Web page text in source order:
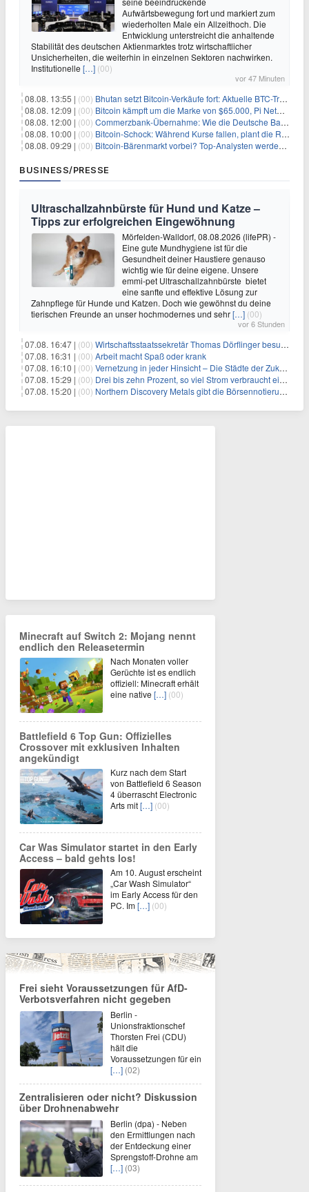
Aufwärtsbewegung fort und markiert zum
wiederholten Male ein Allzeithoch. Die
Entwicklung unterstreicht die anhaltende
Stabilität des deutschen Aktienmarktes trotz wirtschaftlicher
Unsicherheiten, die weiterhin in einzelnen Sektoren nachwirken.
Institutionelle […] (00)
vor 47 Minuten
08.08. 13:55 | (00) Bhutan setzt Bitcoin-Verkäufe fort: Aktuelle BTC-Transaktionen
08.08. 12:09 | (00) Bitcoin kämpft um die Marke von $65.000, Pi Network gewinnt an Unterstützung
08.08. 12:00 | (00) Commerzbank-Übernahme: Wie die Deutsche Bank im Schatten zum großen Gewinner wird
08.08. 10:00 | (00) Bitcoin-Schock: Während Kurse fallen, plant die Regierung die Steuer-Bombe
08.08. 09:29 | (00) Bitcoin-Bärenmarkt vorbei? Top-Analysten werden optimistisch, aber die Geschichte sagt etwas anderes
BUSINESS/PRESSE
Ultraschallzahnbürste für Hund und Katze –
Tipps zur erfolgreichen Eingewöhnung
Mörfelden-Walldorf, 08.08.2026 (lifePR) -
Eine gute Mundhygiene ist für die
Gesundheit deiner Haustiere genauso
wichtig wie für deine eigene. Unsere
emmi-pet Ultraschallzahnbürste bietet
eine sanfte und effektive Lösung zur
Zahnpflege für Hunde und Katzen. Doch wie gewöhnst du deine
tierischen Freunde an unser hochmodernes und sehr[…] (00)
vor 6 Stunden
07.08. 16:47 | (00) Wirtschaftsstaatssekretär Thomas Dörflinger besucht Handwerksbetrieb im Kammerbezirk Freiburg
07.08. 16:31 | (00) Arbeit macht Spaß oder krank
07.08. 16:10 | (00) Vernetzung in jeder Hinsicht – Die Städte der Zukunft sind grün-blau
07.08. 15:29 | (00) Drei bis zehn Prozent, so viel Strom verbraucht ein Aufzug im Gebäude
07.08. 15:20 | (00) Northern Discovery Metals gibt die Börsennotierung an der Frankfurter Wertpapierbörse bekannt
Minecraft auf Switch 2: Mojang nennt
endlich den Releasetermin
Nach Monaten voller
Gerüchte ist es endlich
offiziell: Minecraft erhält
eine native […] (00)
Battlefield 6 Top Gun: Offizielles
Crossover mit exklusiven Inhalten
angekündigt
Kurz nach dem Start
von Battlefield 6 Season
4 überrascht Electronic
Arts mit[…] (00)
Car Was Simulator startet in den Early
Access – bald gehts los!
Am 10. August erscheint
„Car Wash Simulator“
im Early Access für den
PC. Im[…] (00)
Frei sieht Voraussetzungen für AfD-
Verbotsverfahren nicht gegeben
Berlin -
Unionsfraktionschef
Thorsten Frei (CDU)
hält die
Voraussetzungen für ein
[…] (02)
Zentralisieren oder nicht? Diskussion
über Drohnenabwehr
Berlin (dpa) - Neben
den Ermittlungen nach
der Entdeckung einer
Sprengstoff-Drohne am
[…] (03)